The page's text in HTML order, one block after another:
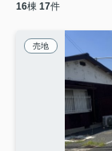
16棟 17件
売地